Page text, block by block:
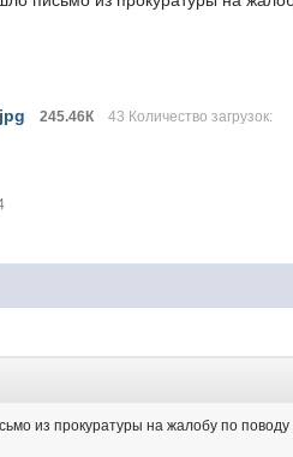
245.46К 43 Количество загрузок:
из прокуратуры на жалобу по